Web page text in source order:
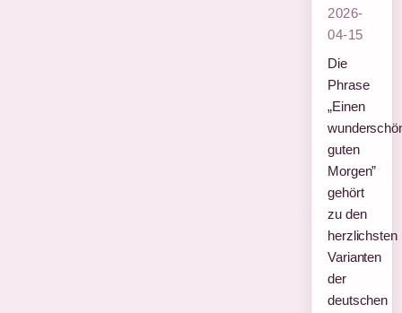
2026-
04-15
Die
Phrase
„Einen
guten
Morgen”
gehört
zu den
herzlichsten
Varianten
der
deutschen